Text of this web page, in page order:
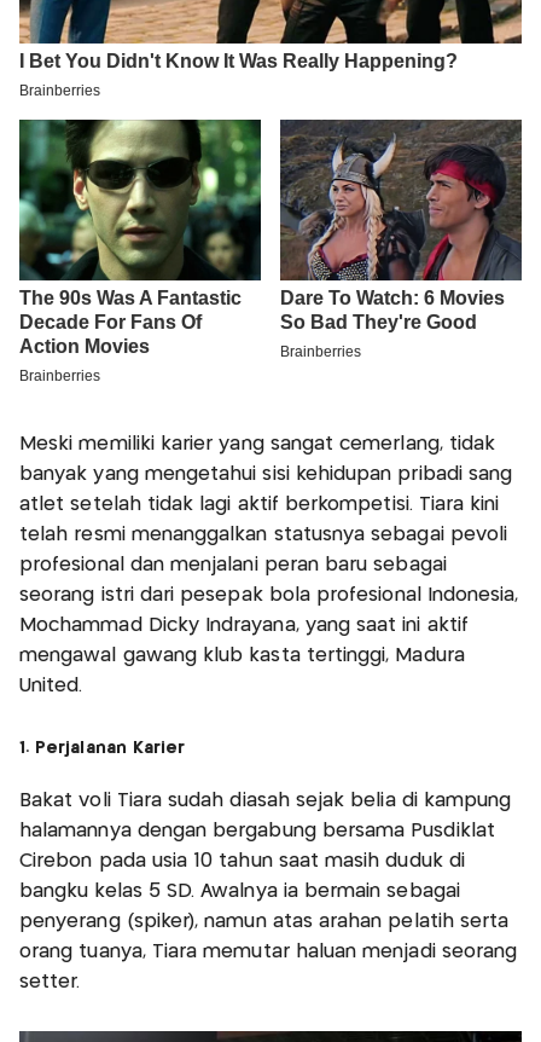
Meski memiliki karier yang sangat cemerlang, tidak
banyak yang mengetahui sisi kehidupan pribadi sang
atlet setelah tidak lagi aktif berkompetisi. Tiara kini
telah resmi menanggalkan statusnya sebagai pevoli
profesional dan menjalani peran baru sebagai
seorang istri dari pesepak bola profesional Indonesia,
Mochammad Dicky Indrayana, yang saat ini aktif
mengawal gawang klub kasta tertinggi, Madura
United.
1. Perjalanan Karier
Bakat voli Tiara sudah diasah sejak belia di kampung
halamannya dengan bergabung bersama Pusdiklat
Cirebon pada usia 10 tahun saat masih duduk di
bangku kelas 5 SD. Awalnya ia bermain sebagai
penyerang (spiker), namun atas arahan pelatih serta
orang tuanya, Tiara memutar haluan menjadi seorang
setter.